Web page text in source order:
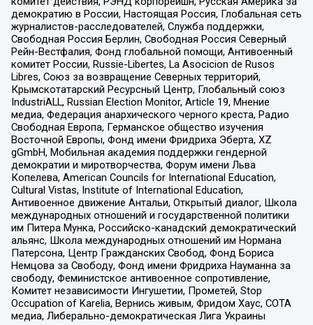
демократию в России, Настоящая Россия, Глобальная сеть
журналистов-расследователей, Служба поддержки,
Свободная Россия Берлин, Свободная Россия Северный
Рейн-Вестфалия, Фонд глобальной помощи, Антивоенный
комитет России, Russie-Libertes, La Asocicion de Rusos
Libres, Союз за возвращение Северных территорий,
Крымскотатарский Ресурсный Центр, Глобальный союз
IndustriALL, Russian Election Monitor, Article 19, Мнение
медиа, Федерация анархического черного креста, Радио
Свободная Европа, Германское общество изучения
Восточной Европы, Фонд имени Фридриха Эберта, XZ
gGmbH, Мобильная академия поддержки гендерной
демократии и миротворчества, Форум имени Льва
Копелева, American Councils for International Education,
Cultural Vistas, Institute of International Education,
Антивоенное движение Антальи, Открытый диалог, Школа
международных отношений и государственной политики
им Питера Мунка, Российско-канадский демократический
альянс, Школа международных отношений им Нормана
Патерсона, Центр Гражданских Свобод, Фонд Бориса
Немцова за Свободу, Фонд имени Фридриха Науманна за
свободу, Феминистское антивоенное сопротивление,
Комитет независимости Ингушетии, Прометей, Stop
Occupation of Karelia, Вернись живым, Фридом Хаус, СОТА
медиа, Либерально-демократическая Лига Украины